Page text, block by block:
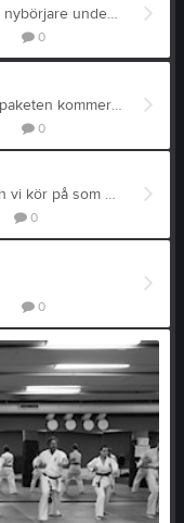
Kom och prova på karate hos oss! Vi tar in nybörjare under hela september, i både barn- och vuxengruppen. Ingen föranmälan behövs, det är bara att komma! Tider: Barngruppen: Tisdagar 18.30 - 19.30 samt söndagar 17.00 - 18.00 Vuxna/ungdomar: Söndagar 16.00 - 17.00 (vi öppnar för fler pass när man väl kommit igång)
0
Nu är NewBody-försäljninen avslutad och paketen kommer skickas till oss när som helst (ni som gjort direktköp får såklart paketen hem till er). Nu är det upp till oss att se till att vi även får in betalningarna för det vi sålt, vilket betalas till klubbens swishnummer. Ni som har sålt kommer att få mer info om detta. Bra jobbat med säljandet!
0
Hej allihop! Nu är ju terminen i fullgång och vi kör på som vanligt. Information om träningstider m.m. finns på vår nya hemsida som vi har via laget.se: www.sorakerkarate.se. Vi har även skapat en messengergrupp (gäller främst barngruppen) där vi kan nå varandra: https://www.messenger.com/c/26543620711950871/t/7988948704487793/ Just nu säljer vi NewBody och klubben behöver verkligen ett tillskott i kassan, så fråga alla ni känner om de inte behöver lite nya underkläder och allt vad det finns att välja på. NewBody vill att vi registrerar fler aktiva säljare, annars riskerar vi att stänga as av, så klicka på denna länken och registrera er (så blir vi klubbledare evigt tacksamma :) ) : https://portal.newbodyfamily.com/reg/TFKMCFU?ut=1_208
0
0